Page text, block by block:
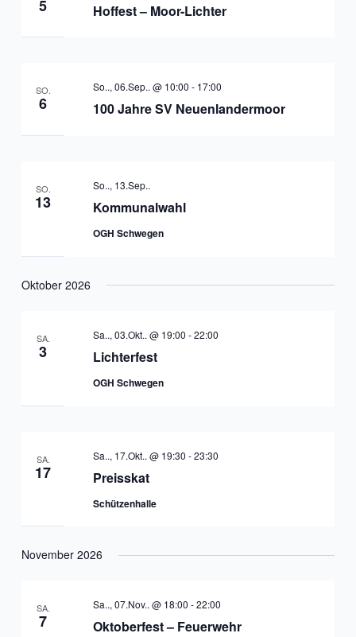
5 Hoffest – Moor-Lichter
SO.
6 100 Jahre SV Neuenlandermoor
So.., 06.Sep.. @ 10:00 - 17:00
SO.
13 Kommunalwahl
So.., 13.Sep..
OGH Schwegen
Oktober 2026
SA.
3 Lichterfest
Sa.., 03.Okt.. @ 19:00 -22:00
OGH Schwegen
SA.
17 Preisskat
Sa.., 17.Okt.. @ 19:30 -23:30
Schützenhalle
November 2026
SA.
7 Oktoberfest – Feuerwehr
Sa.., 07.Nov.. @ 18:00 -22:00